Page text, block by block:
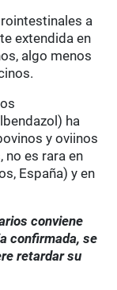
a
extendida en
algo menos
ha
y oviinos
no es rara en
España) y en
conviene
confirmada, se
retardar su